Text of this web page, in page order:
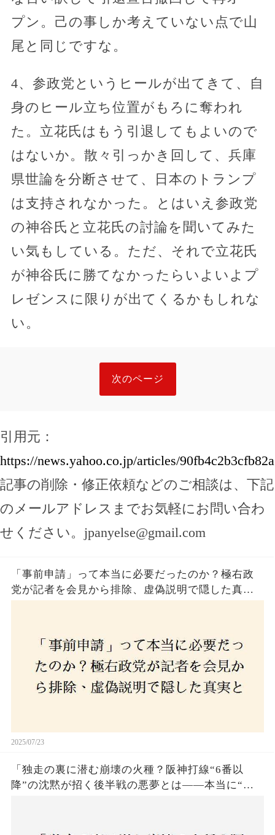
プン。己の事しか考えていない点で山
尾と同じですな。
4、参政党というヒールが出てきて、自
身のヒール立ち位置がもろに奪われ
た。立花氏はもう引退してもよいので
はないか。散々引っかき回して、兵庫
県世論を分断させて、日本のトランプ
は支持されなかった。とはいえ参政党
の神谷氏と立花氏の討論を聞いてみた
い気もしている。ただ、それで立花氏
が神谷氏に勝てなかったらいよいよプ
レゼンスに限りが出てくるかもしれな
い。
次のページ
引用元：
https://news.yahoo.co.jp/articles/
記事の削除・修正依頼などのご相談は、下記
のメールアドレスまでお気軽にお問い合わ
せください。 jpanyelse@gmail.com
「事前申請」って本当に必要だったのか？極右政
党が記者を会見から排除、虚偽説明で隠した真実
2025/07/23
「独走の裏に潜む崩壊の火種？阪神打線“6番以
降”の沈黙が招く後半戦の悪夢とは——本当に“強